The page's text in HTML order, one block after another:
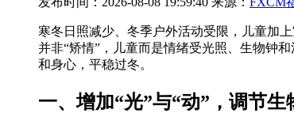
寒冬日照减少、冬季户外活动受限，儿童加
并非“矫情”，儿童而是情绪受光照、生物钟
和身心，平稳过冬。
一、增加“光”与“动”，调节生